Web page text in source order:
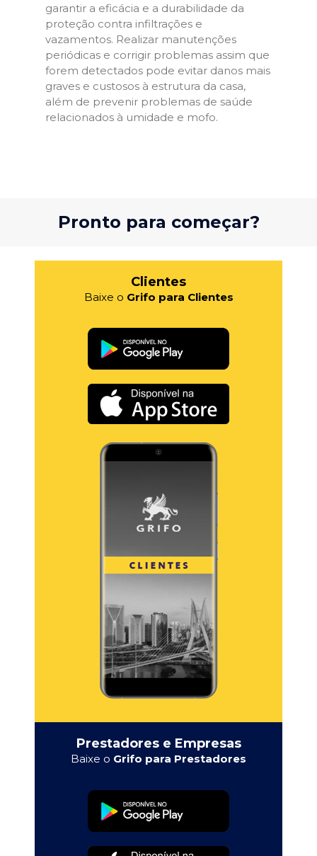
garantir a eficácia e a durabilidade da
proteção contra infiltrações e
vazamentos. Realizar manutenções
periódicas e corrigir problemas assim que
forem detectados pode evitar danos mais
graves e custosos à estrutura da casa,
além de prevenir problemas de saúde
relacionados à umidade e mofo.
Pronto para começar?
Clientes
Baixe o Grifo para Clientes
Prestadores e Empresas
Baixe o Grifo para Prestadores